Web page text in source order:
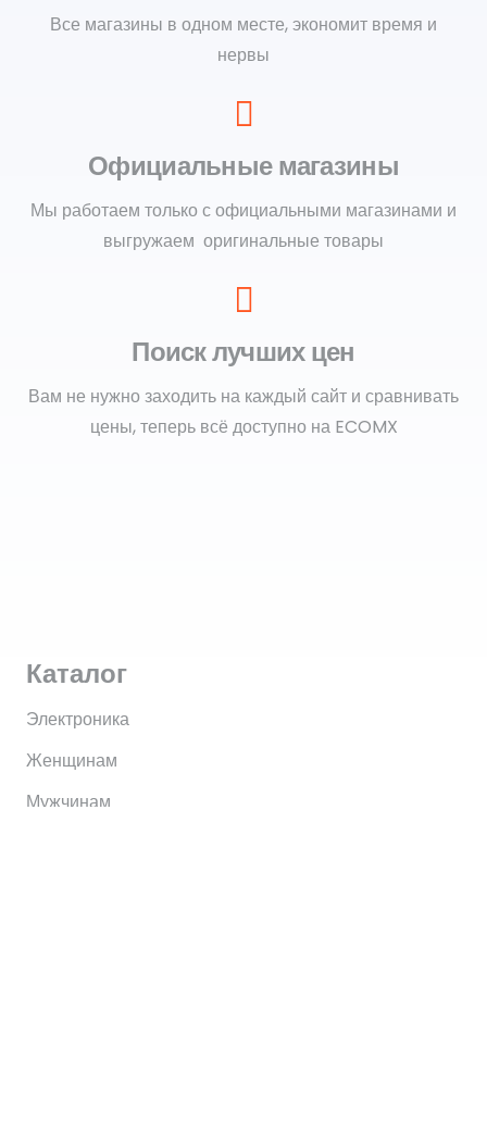
Все магазины в одном месте, экономит время и
нервы
Официальные магазины
Мы работаем только с официальными магазинами и
выгружаем оригинальные товары
Поиск лучших цен
Вам не нужно заходить на каждый сайт и сравнивать
цены, теперь всё доступно на ECOMX
Каталог
Электроника
Женщинам
Мужчинам